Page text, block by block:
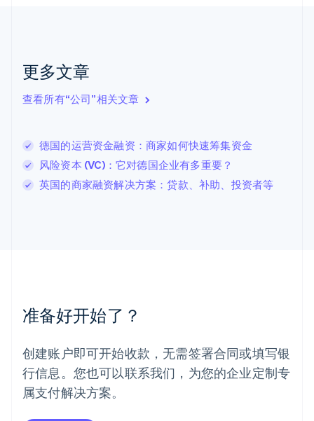
更多文章
查看所有“公司”相关文章
德国的运营资金融资：商家如何快速筹集资金
风险资本 (VC)：它对德国企业有多重要？
英国的商家融资解决方案：贷款、补助、投资者等
准备好开始了？
创建账户即可开始收款，无需签署合同或填写银
行信息。您也可以联系我们，为您的企业定制专
属支付解决方案。
English
English
卢森堡
罗马尼亚
English
挪威
葡萄牙
Português English
日本
日本語English
瑞典